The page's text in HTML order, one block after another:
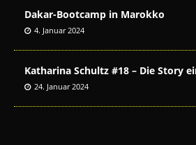
Dakar-Bootcamp in Marokko
4. Januar 2024
Katharina Schultz #18 – Die Story
24. Januar 2024